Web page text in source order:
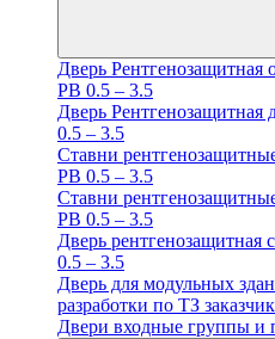
Дверь Рентгенозащитная
PB 0.5 – 3.5
Дверь Рентгенозащитная
0.5 – 3.5
Ставни
PB 0.5 – 3.5
Ставни
PB 0.5 – 3.5
Дверь рентгенозащитная
0.5 – 3.5
Дверь для модульных
разработки по ТЗ
Двери входные группы и